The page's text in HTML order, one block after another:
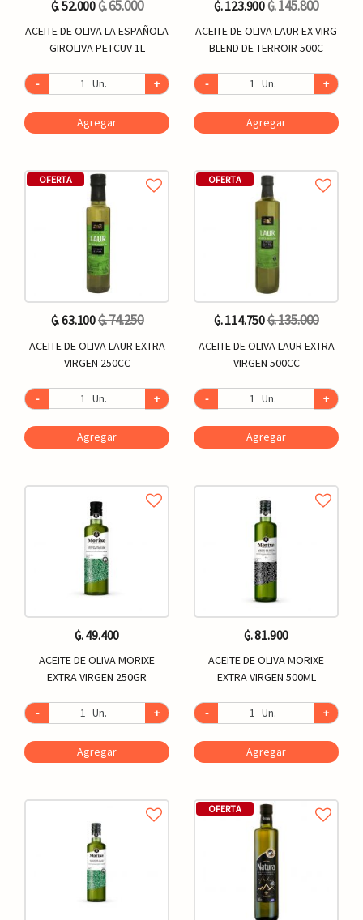
₲. 52.000₲. 65.000
ACEITE DE OLIVA LA ESPAÑOLA
GIROLIVA PETCUV 1L
- Un. +
Agregar
₲. 123.900₲. 145.800
ACEITE DE OLIVA LAUR EX VIRG
BLEND DE TERROIR 500C
- Un. +
Agregar
OFERTA
₲. 63.100₲. 74.250
ACEITE DE OLIVA LAUR EXTRA
VIRGEN 250CC
- Un. +
Agregar
OFERTA
₲. 114.750₲. 135.000
ACEITE DE OLIVA LAUR EXTRA
VIRGEN 500CC
- Un. +
Agregar
₲. 49.400
ACEITE DE OLIVA MORIXE
EXTRA VIRGEN 250GR
- Un. +
Agregar
₲. 81.900
ACEITE DE OLIVA MORIXE
EXTRA VIRGEN 500ML
- Un. +
Agregar
OFERTA